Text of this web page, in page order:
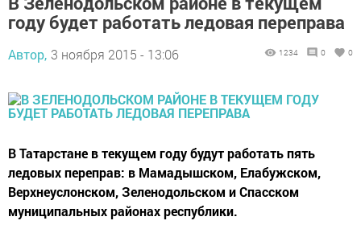
году будет работать ледовая переправа
Автор, 3 ноября 2015 - 13:06 1234 0 0
В Татарстане в текущем году будут работать пять
ледовых переправ: в Мамадышском, Елабужском,
Верхнеуслонском, Зеленодольском и Спасском
муниципальных районах республики.